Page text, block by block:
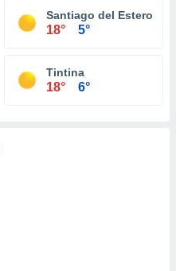
Santiago del Estero
18° 5°
Tintina
18° 6°